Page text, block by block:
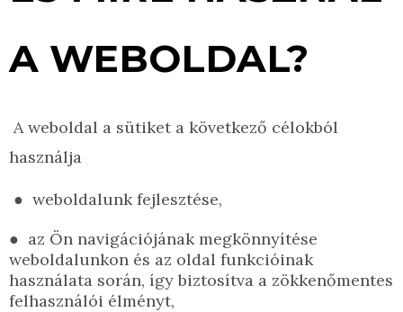
A WEBOLDAL?
A weboldal a sütiket a következő célokból
használja
● weboldalunk fejlesztése,
● az Ön navigációjának megkönnyítése
weboldalunkon és az oldal funkcióinak
használata során, így biztosítva a zökkenőmentes
felhasználói élményt,